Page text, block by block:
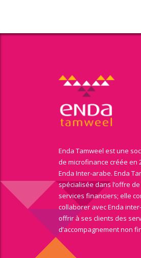
Enda Tamweel est une
de microfinance créée en
Enda Inter-arabe. Enda
spécialisée dans l’offre
services financiers; elle
collaborer avec Enda
offrir à ses clients des
d’accompagnement non